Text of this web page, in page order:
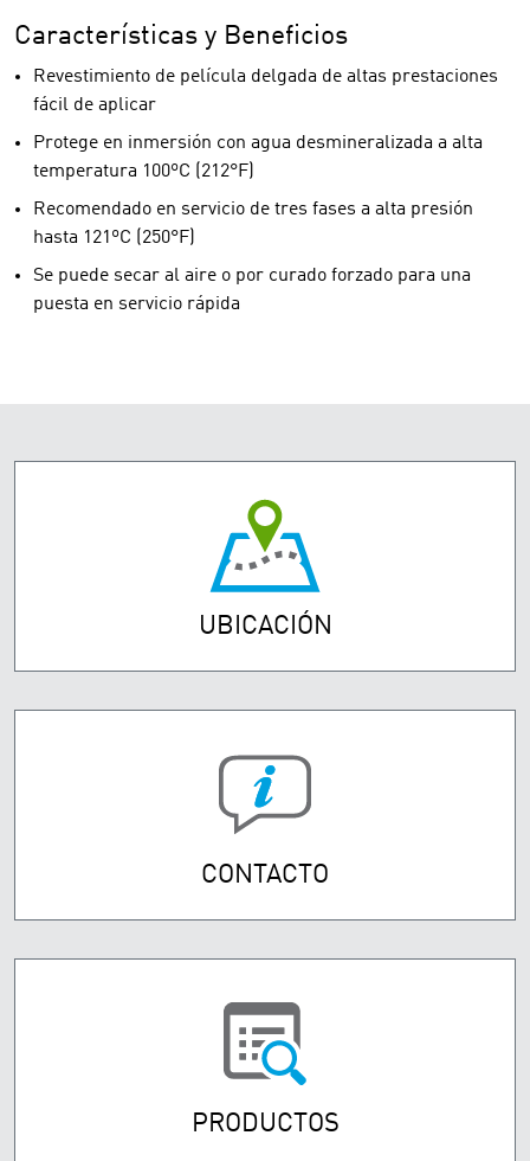
Características y Beneficios
Revestimiento de película delgada de altas prestaciones
fácil de aplicar
Protege en inmersión con agua desmineralizada a alta
temperatura 100ºC (212°F)
Recomendado en servicio de tres fases a alta presión
hasta 121ºC (250°F)
Se puede secar al aire o por curado forzado para una
puesta en servicio rápida
UBICACIÓN
CONTACTO
PRODUCTOS